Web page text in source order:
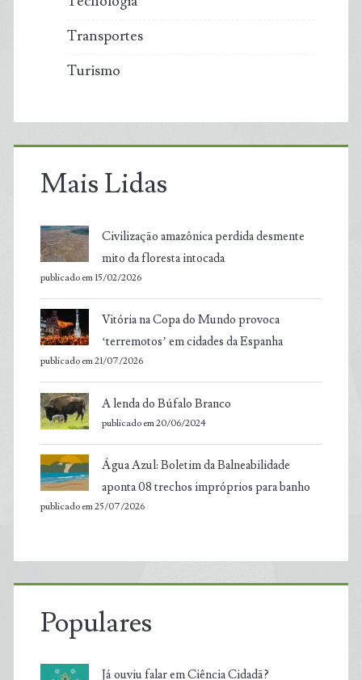
Transportes
Turismo
Mais Lidas
Civilização amazônica perdida desmente
mito da floresta intocada
publicado em 15/02/2026
Vitória na Copa do Mundo provoca
‘terremotos’ em cidades da Espanha
publicado em 21/07/2026
A lenda do Búfalo Branco
publicado em 20/06/2024
Água Azul: Boletim da Balneabilidade
aponta 08 trechos impróprios para banho
publicado em 25/07/2026
Populares
Já ouviu falar em Ciência Cidadã?